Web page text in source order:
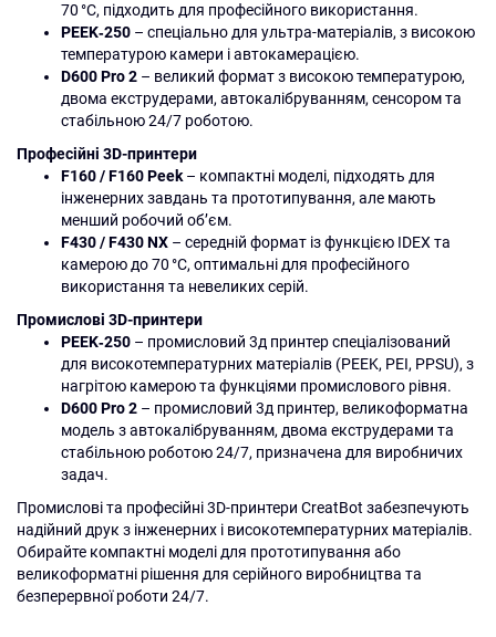
70 °C, підходить для професійного використання.
PEEK‑250 – спеціально для ультра-матеріалів, з високою
температурою камери і автокамерацією.
D600 Pro 2 – великий формат з високою температурою,
двома екструдерами, автокалібруванням, сенсором та
стабільною 24/7 роботою.
Професійні 3D-принтери
F160 / F160 Peek – компактні моделі, підходять для
інженерних завдань та прототипування, але мають
менший робочий об’єм.
F430 / F430 NX – середній формат із функцією IDEX та
камерою до 70 °C, оптимальні для професійного
використання та невеликих серій.
Промислові 3D-принтери
PEEK‑250 – промисловий 3д принтер спеціалізований
для високотемпературних матеріалів (PEEK, PEI, PPSU), з
нагрітою камерою та функціями промислового рівня.
D600 Pro 2 – промисловий 3д принтер, великоформатна
модель з автокалібруванням, двома екструдерами та
стабільною роботою 24/7, призначена для виробничих
задач.
Промислові та професійні 3D-принтери CreatBot забезпечують
надійний друк з інженерних і високотемпературних матеріалів.
Обирайте компактні моделі для прототипування або
великоформатні рішення для серійного виробництва та
безперервної роботи 24/7.